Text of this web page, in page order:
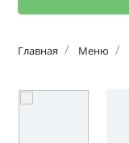
Главная Меню